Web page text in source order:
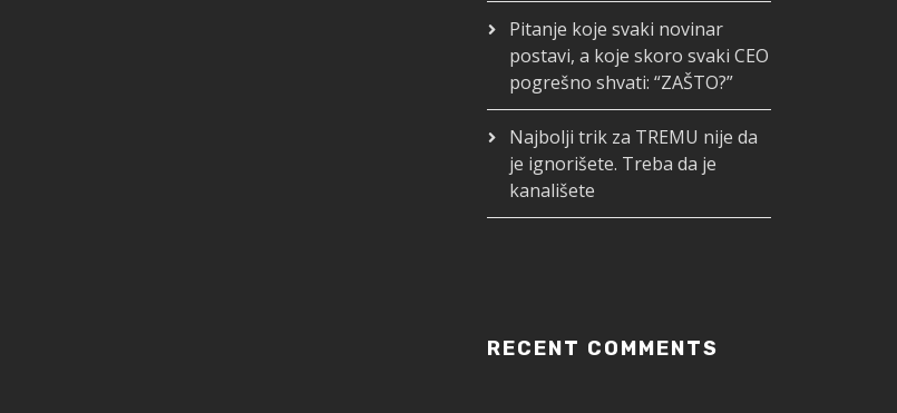
Pitanje koje svaki novinar
postavi, a koje skoro svaki CEO
pogrešno shvati: “ZAŠTO?”
Najbolji trik za TREMU nije da
je ignorišete. Treba da je
kanališete
RECENT COMMENTS